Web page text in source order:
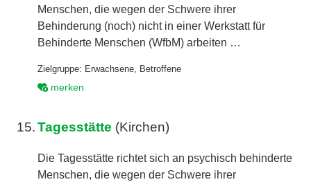
Menschen, die wegen der Schwere ihrer
Behinderung (noch) nicht in einer Werkstatt für
Behinderte Menschen (WfbM) arbeiten …
Zielgruppe: Erwachsene
Betroffene
merken
15. Tagesstätte (Kirchen)
Die Tagesstätte richtet sich an psychisch behinderte
Menschen, die wegen der Schwere ihrer